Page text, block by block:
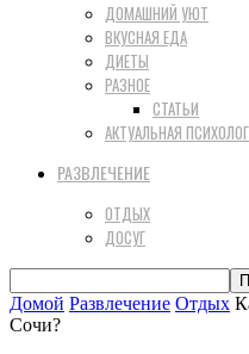
ДОМАШНИЙ УЮТ
ВКУСНАЯ ЕДА
ДИЕТЫ
РАЗНОЕ
СТАТЬИ
АКТУАЛЬНАЯ
РАЗВЛЕЧЕНИЕ
ОТДЫХ
ДОСУГ
Домой Развлечение Отдых
Сочи?